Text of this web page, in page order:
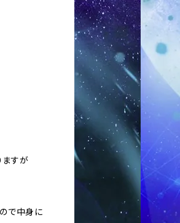
ますが
で中身に